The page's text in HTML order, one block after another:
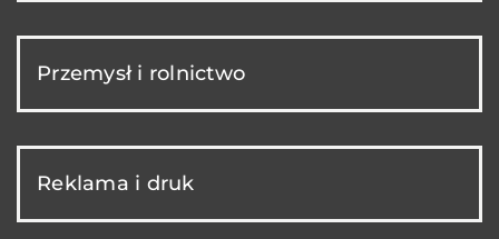
Przemysł i rolnictwo
Reklama i druk